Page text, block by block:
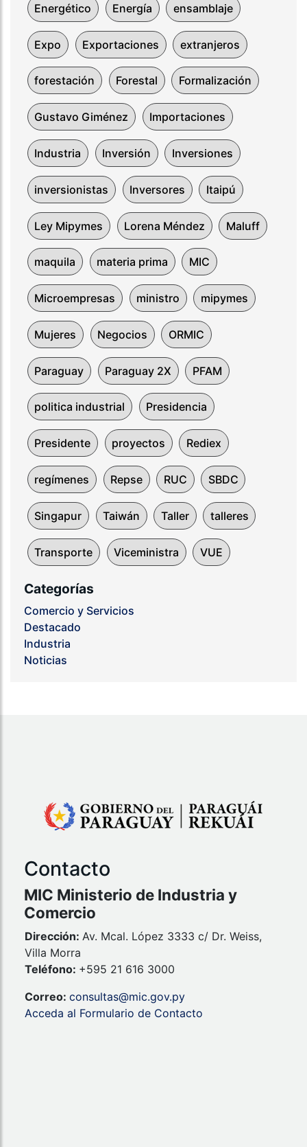
Energético Energía ensamblaje
Expo Exportaciones extranjeros
forestación Forestal Formalización
Gustavo Giménez Importaciones
Industria Inversión Inversiones
inversionistas Inversores Itaipú
Ley Mipymes Lorena Méndez Maluff
maquila materia prima MIC
Microempresas ministro mipymes
Mujeres Negocios ORMIC
Paraguay Paraguay 2X PFAM
politica industrial Presidencia
Presidente proyectos Rediex
regímenes Repse RUC SBDC
Singapur Taiwán Taller talleres
Transporte Viceministra VUE
Categorías
Comercio y Servicios
Destacado
Industria
Noticias
Contacto
MIC Ministerio de Industria y
Comercio
Dirección: Av. Mcal. López 3333 c/ Dr. Weiss,
Villa Morra
Teléfono: +595 21 616 3000
Correo: consultas@mic.gov.py
Acceda al Formulario de Contacto